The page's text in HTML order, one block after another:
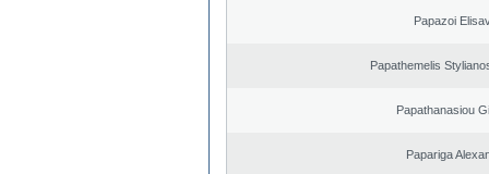
Papazoi
Papathemelis
Papathanasiou
Papariga